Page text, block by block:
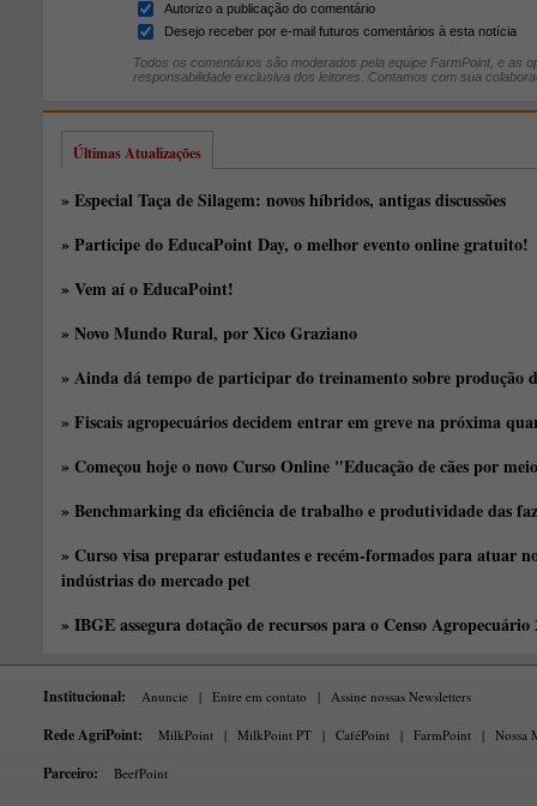
Autorizo a publicação do comentário
Desejo receber por e-mail futuros comentários à esta notícia
Todos os comentários são moderados pela equipe FarmPoint, e as
responsabilidade exclusiva dos leitores. Contamos com sua
Últimas Atualizações
» Especial Taça de Silagem: novos híbridos, antigas discussões
» Participe do EducaPoint Day, o melhor evento online gratuito!
» Vem aí o EducaPoint!
» Novo Mundo Rural, por Xico Graziano
» Ainda dá tempo de participar do treinamento sobre produção
» Fiscais agropecuários decidem entrar em greve na próxima
» Começou hoje o novo Curso Online "Educação de cães por
» Benchmarking da eficiência de trabalho e produtividade das
» Curso visa preparar estudantes e recém-formados para atuar
indústrias do mercado pet
» IBGE assegura dotação de recursos para o Censo Agropecuário
Institucional: Anuncie | Entre em contato | Assine nossas Newsletters
Rede AgriPoint: MilkPoint | MilkPoint PT | CaféPoint | FarmPoint | Nossa
Parceiro: BeefPoint